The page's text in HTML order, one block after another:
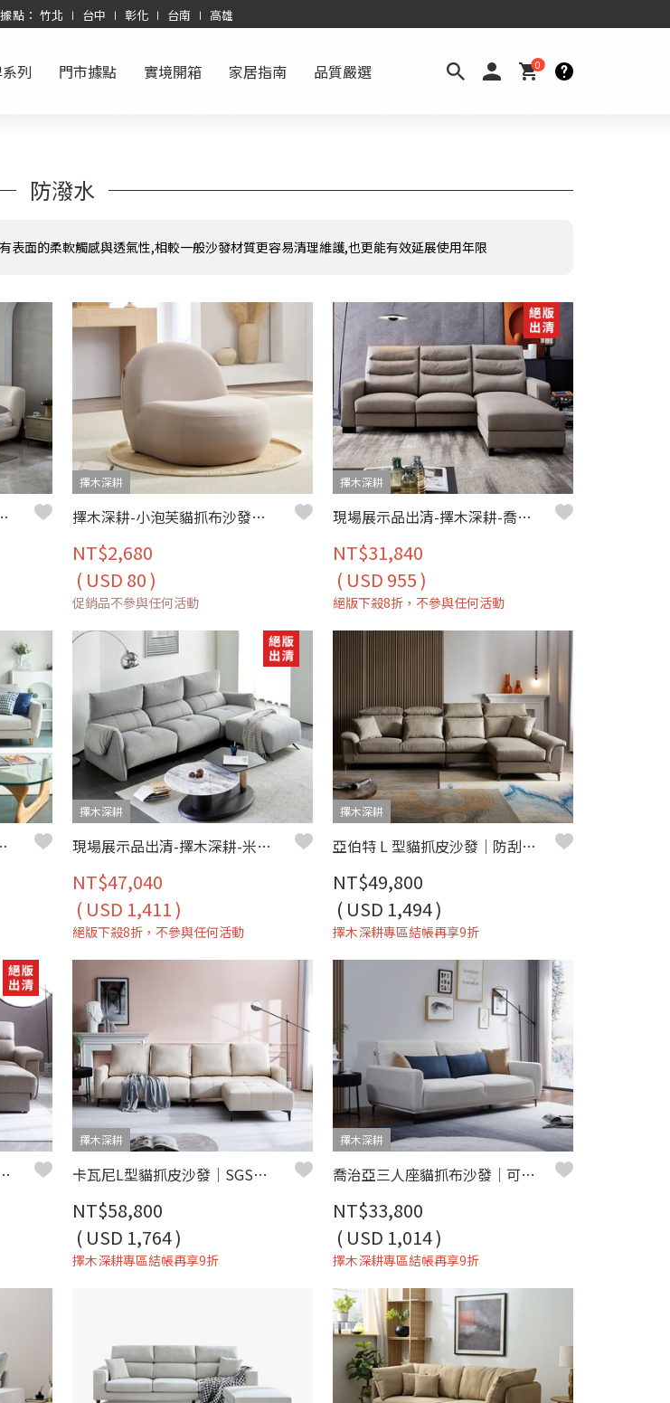
點： 竹北 ∣ 台中 ∣ 彰化 ∣ 台南 ∣ 高雄
列 門市據點 實境開箱 家居指南 品質嚴選 0
防潑水
面的柔軟觸感與透氣性,相較一般沙發材質更容易清理維護,也更能有效延展使用年限
床台 貓抓布
擇木深耕
擇木深耕-小泡芙貓抓布沙發椅(五色)
NT$2,680
( USD 80 )
促銷品不參與任何活動
擇木深耕
現場展示品出清-擇木深耕-喬堤L型貓抓皮收納沙發
NT$31,840
( USD 955 )
絕版下殺8折，不參與任何活動
洗布套 × 左右型–擇木深耕
擇木深耕
現場展示品出清-擇木深耕-米菲L型貓抓布沙發
NT$47,040
( USD 1,411 )
絕版下殺8折，不參與任何活動
擇木深耕
亞伯特 L 型貓抓皮沙發｜防刮耐磨 × 好清潔 × 穩定高支撐 – 擇木深耕
NT$49,800
( USD 1,494 )
擇木深耕專區結帳再享9折
-伯頓L型收納貓抓皮沙發
擇木深耕
卡瓦尼L型貓抓皮沙發｜SGS貓抓皮×獨立筒坐墊×可移動背靠 – 擇木深耕
NT$58,800
( USD 1,764 )
擇木深耕專區結帳再享9折
擇木深耕
喬治亞三人座貓抓布沙發｜可調椅背 × 深座設計 × 防潑水耐磨 × SGS貓抓布–擇木深耕
NT$33,800
( USD 1,014 )
擇木深耕專區結帳再享9折